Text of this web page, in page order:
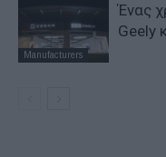
Manufacturers
Ένας
Geely